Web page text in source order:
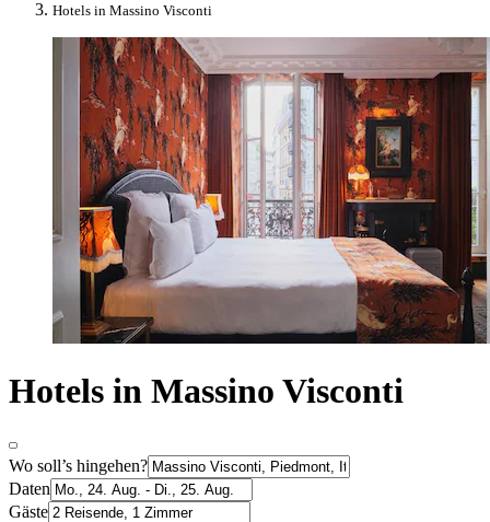
Hotels in Massino Visconti
Hotels in Massino Visconti
Wo soll’s hingehen?
Daten
Gäste